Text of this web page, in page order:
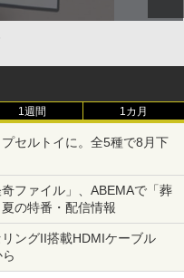
1週間 1カ月
セルトイに。全5種で8月下
ファイル」、ABEMAで「葬
の特番・配信情報
ングII搭載HDMIケーブル